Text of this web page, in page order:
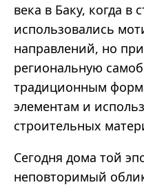
века в Баку, когда в
использовались
направлений, но
региональную
традиционным
элементам и
строительных
Сегодня дома той
неповторимый